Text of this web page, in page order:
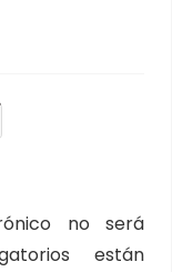
no será
están